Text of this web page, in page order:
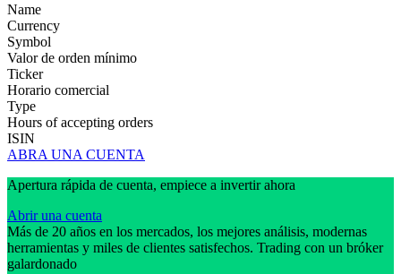
Name
Currency
Symbol
Valor de orden mínimo
Ticker
Horario comercial
Type
Hours of accepting orders
ISIN
ABRA UNA CUENTA
Apertura rápida de cuenta, empiece a invertir ahora
Abrir una cuenta
Más de 20 años en los mercados, los mejores análisis, modernas
herramientas y miles de clientes satisfechos. Trading con un bróker
galardonado